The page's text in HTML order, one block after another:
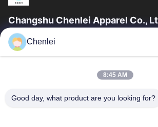
Changshu Chenlei Apparel Co.,
CHANGSHU CHENLEI APPAREL CO., LTD
2011 gegründet und befindet sich in der
Schnelle Verbindungen
Startseite
Produkte
Chenlei
8:45 AM
Good day, what product are you looking for?